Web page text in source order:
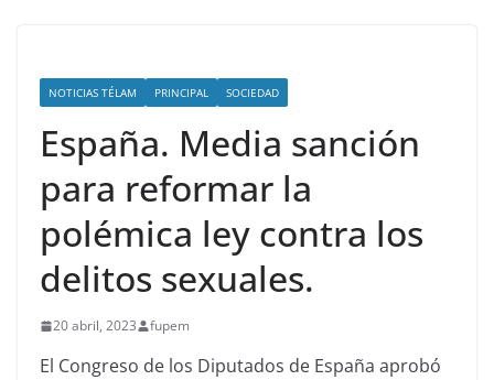
NOTICIAS TÉLAM PRINCIPAL SOCIEDAD
España. Media sanción
para reformar la
polémica ley contra los
delitos sexuales.
20 abril, 2023 fupem
El Congreso de los Diputados de España aprobó